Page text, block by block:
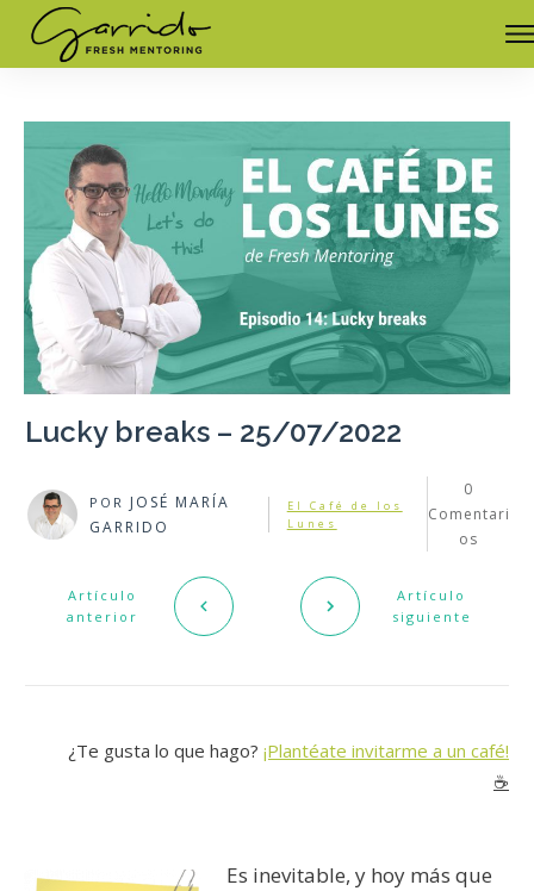
Lucky breaks – 25/07/2022
POR JOSÉ MARÍA
GARRIDO
El Café de los
Lunes
0
Comentari
os
Artículo
anterior
Artículo
siguiente
¿Te gusta lo que hago? ¡Plantéate invitarme a un café!
☕️
Es inevitable, y hoy más que